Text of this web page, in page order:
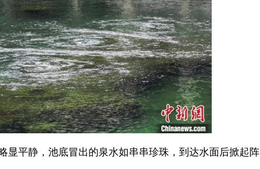
平静，池底冒出的泉水如串串珍珠，到达水面后掀起阵